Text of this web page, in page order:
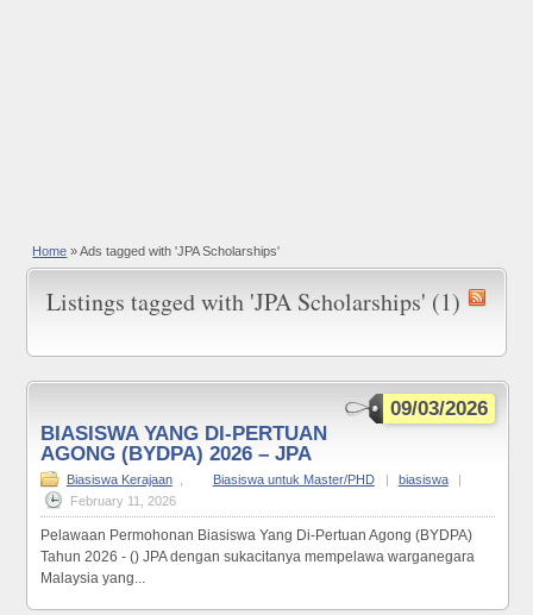
Home »Ads tagged with 'JPA Scholarships'
Listings tagged with 'JPA Scholarships' (1)
09/03/2026
BIASISWA YANG DI-PERTUAN
AGONG (BYDPA) 2026 – JPA
Biasiswa Kerajaan Biasiswa untuk Master/PHD biasiswa
February 11, 2026
Pelawaan Permohonan Biasiswa Yang Di-Pertuan Agong (BYDPA)
Tahun 2026 - () JPA dengan sukacitanya mempelawa warganegara
Malaysia yang...